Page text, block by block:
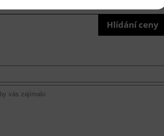
Hlídání ceny